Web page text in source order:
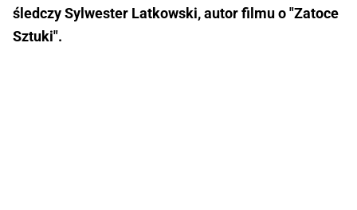
śledczy Sylwester Latkowski, autor filmu o "Zatoce
Sztuki".